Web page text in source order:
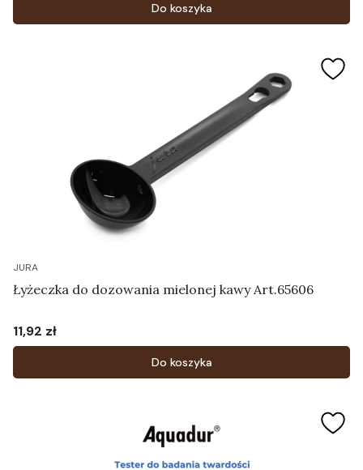
Do koszyka
JURA
Łyżeczka do dozowania mielonej kawy Art.65606
Cena
11,92 zł
Do koszyka